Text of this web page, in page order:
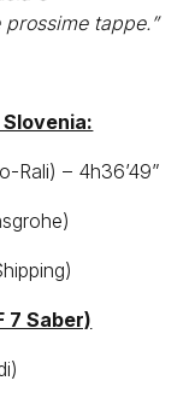
tappe.”
Rali) – 4h36’49”
7 Saber)